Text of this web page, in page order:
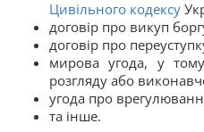
Цивільного кодексу
договір про викуп
договір про
мирова угода, у
розгляду або
угода про
та інше.